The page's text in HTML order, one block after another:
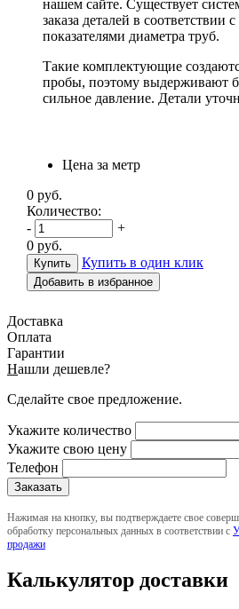
нашем сайте. Существует
заказа деталей в соответствии
показателями диаметра труб.
Такие комплектующие
пробы, поэтому выдерживают
сильное давление. Детали
Цена за метр
0 руб.
Количество:
-
+
0 руб.
Купить в один клик
Добавить в избранное
Доставка
Оплата
Гарантии
Нашли дешевле?
Сделайте свое предложение.
Укажите количество
Укажите свою цену
Телефон
Нажимая на кнопку, вы подтверждаете свое
обработку персональных данных в соответствии с
продажи
Калькулятор доставки